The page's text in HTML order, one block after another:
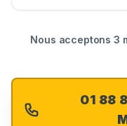
Nous acceptons 3
01 88